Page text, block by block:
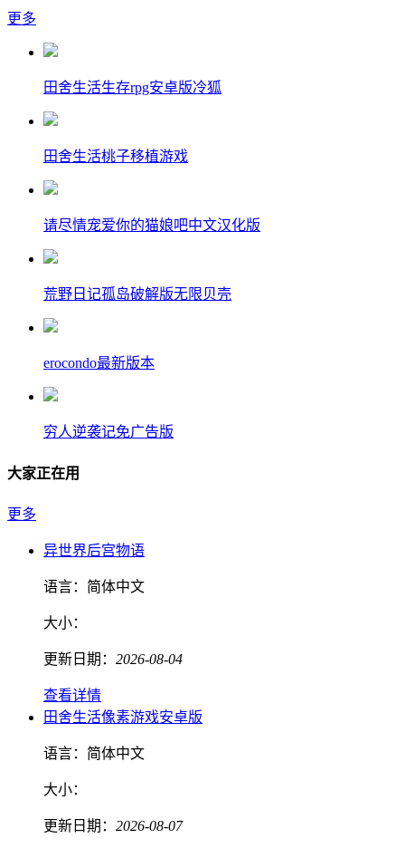
更多
田舍生活生存rpg安卓版冷狐
田舍生活桃子移植游戏
请尽情宠爱你的猫娘吧中文汉化版
荒野日记孤岛破解版无限贝壳
erocondo最新版本
穷人逆袭记免广告版
大家正在用
更多
异世界后宫物语
语言： 简体中文
大小：
更新日期： 2026-08-04
查看详情
田舍生活像素游戏安卓版
语言： 简体中文
大小：
更新日期： 2026-08-07